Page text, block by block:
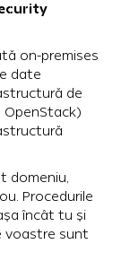
on-premises
date
de
OpenStack)
domeniu,
Procedurile
încât tu și
voastre sunt